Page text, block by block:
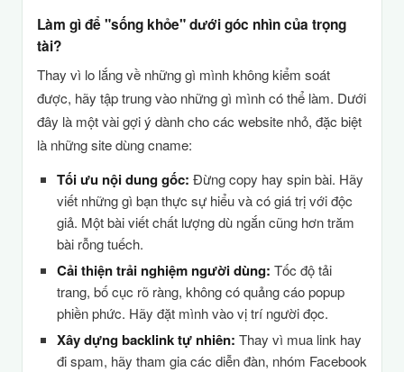
Làm gì để "sống khỏe" dưới góc nhìn của trọng
tài?
Thay vì lo lắng về những gì mình không kiểm soát
được, hãy tập trung vào những gì mình có thể làm. Dưới
đây là một vài gợi ý dành cho các website nhỏ, đặc biệt
là những site dùng cname:
Tối ưu nội dung gốc: Đừng copy hay spin bài. Hãy
viết những gì bạn thực sự hiểu và có giá trị với độc
giả. Một bài viết chất lượng dù ngắn cũng hơn trăm
bài rỗng tuếch.
Cải thiện trải nghiệm người dùng: Tốc độ tải
trang, bố cục rõ ràng, không có quảng cáo popup
phiền phức. Hãy đặt mình vào vị trí người đọc.
Xây dựng backlink tự nhiên: Thay vì mua link hay
đi spam, hãy tham gia các diễn đàn, nhóm Facebook